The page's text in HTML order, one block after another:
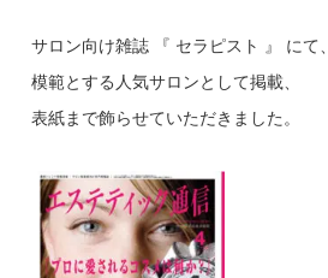
サロン向け雑誌 『 セラピスト 』 にて、
模範とする人気サロンとして掲載、
表紙まで飾らせていただきました。